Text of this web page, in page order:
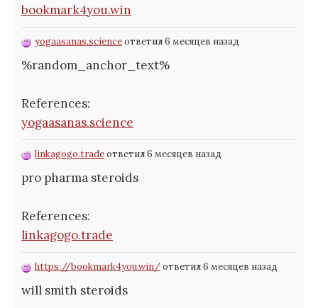
bookmark4you.win
yogaasanas.scienceответил 6 месяцев назад
%random_anchor_text%
References:
yogaasanas.science
linkagogo.tradeответил 6 месяцев назад
pro pharma steroids
References:
linkagogo.trade
https://bookmark4you.win/ответил 6 месяцев назад
will smith steroids